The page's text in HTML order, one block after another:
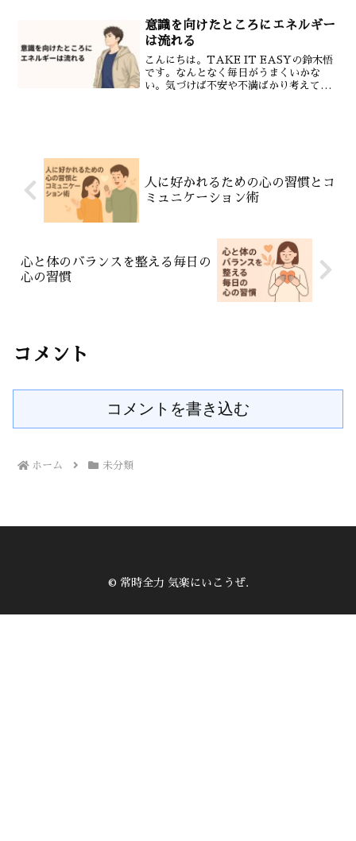
ていると時間だけが静かに過ぎていきま
す。完璧は永遠に来ないど...
意識を向けたところにエネルギー
は流れる
こんにちは。TAKE IT EASYの鈴木悟
です。なんとなく毎日がうまくいかな
い。気づけば不安や不満ばかり考えてい
人に好かれるための心の習慣とコ
ミュニケーション術
心と体のバランスを整える毎日の
心の習慣
コメント
コメントを書き込む
ホーム 未分類
© 常時全力 気楽にいこうぜ.